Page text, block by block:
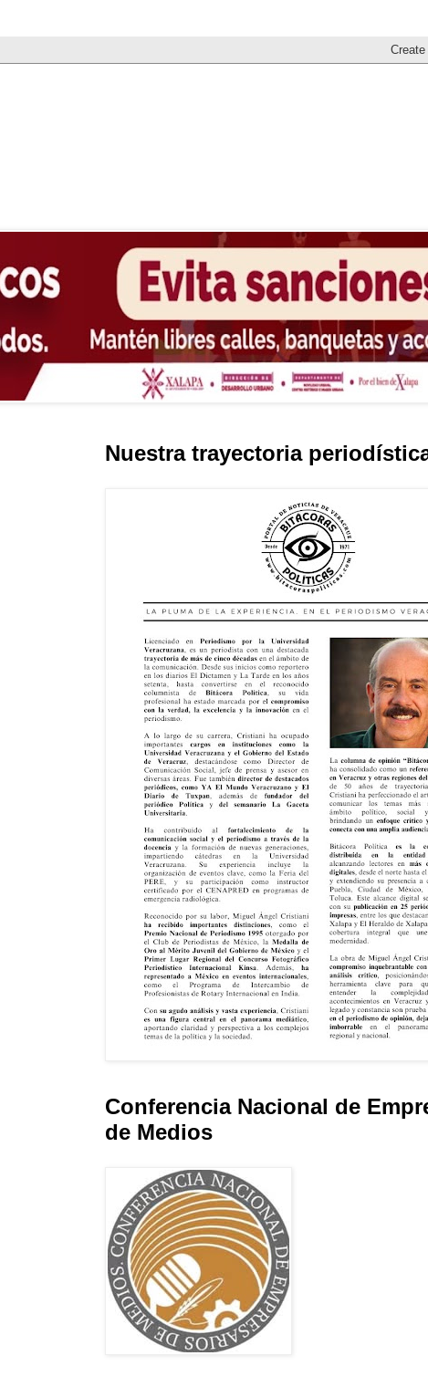
Nuestra trayectoria
Conferencia Nacional de
de Medios